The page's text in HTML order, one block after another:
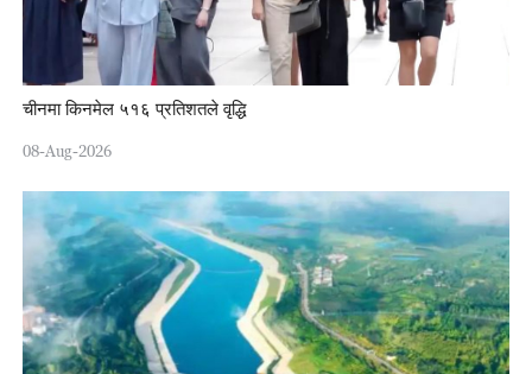
चीनमा किनमेल ५१६ प्रतिशतले वृद्धि
08-Aug-2026